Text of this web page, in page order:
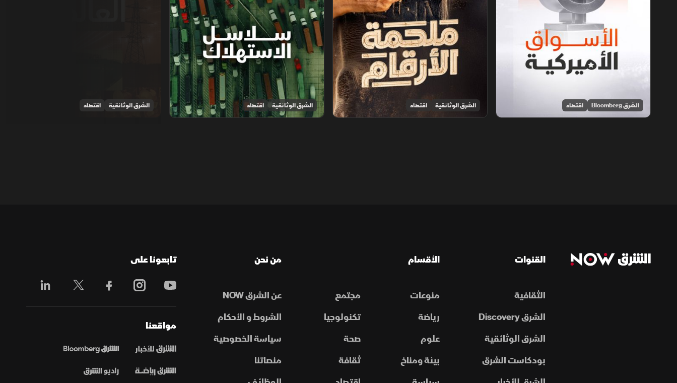
الشرق Bloomberg اقتصاد الشرق الوثائقية اقتصاد الشرق الوثائقية اقتصاد الشرق الوثائقية اقتصاد
القنوات
الثقافية
الشرق Discovery
الشرق الوثائقية
بودكاست الشرق
الأقسام
منوعات
مجتمع
رياضة
تكنولوجيا
علوم
صحة
بيئة ومناخ
ثقافة
من نحن
عن الشرق NOW
الشروط و الأحكام
سياسة الخصوصية
منصاتنا
تابعونا على
مواقعنا